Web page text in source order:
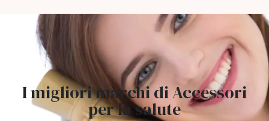
I migliori marchi di Accessori
per la salute